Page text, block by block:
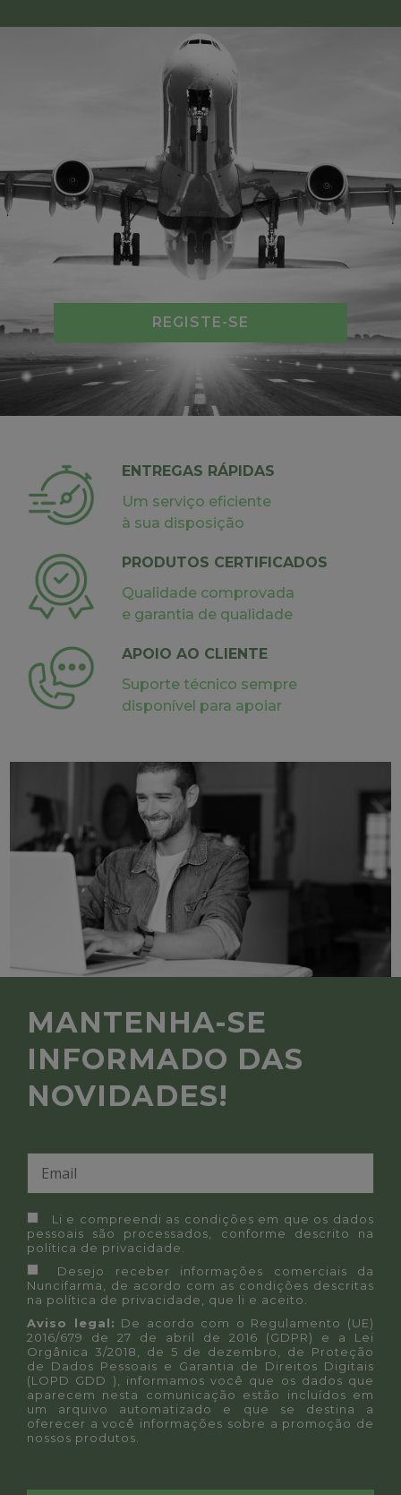
REGISTE-SE
ENTREGAS RÁPIDAS
Um serviço eficiente
à sua disposição
PRODUTOS CERTIFICADOS
Qualidade comprovada
e garantia de qualidade
APOIO AO CLIENTE
Suporte técnico sempre
disponível para apoiar
MANTENHA-SE
INFORMADO DAS
NOVIDADES!
Li e compreendi as condições em que os dados
pessoais são processados, conforme descrito na
política de privacidade
Desejo receber informações comerciais da
Nuncifarma, de acordo com as condições descritas
na política de privacidade
, que li e aceito.
Aviso legal: De acordo com o Regulamento (UE)
2016/679 de 27 de abril de 2016 (GDPR) e a Lei
Orgânica 3/2018, de 5 de dezembro, de Proteção
de Dados Pessoais e Garantia de Direitos Digitais
(LOPD GDD ), informamos você que os dados que
aparecem nesta comunicação estão incluídos em
um arquivo automatizado e que se destina a
oferecer a você informações sobre a promoção de
nossos produtos.